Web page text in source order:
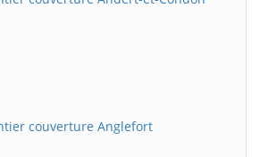
couverture Anglefort